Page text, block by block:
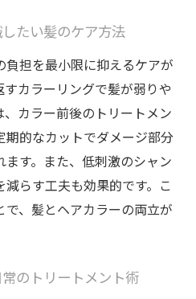
たい髪のケア方法
担を最小限に抑えるケアが
カラーリングで髪が弱りや
カラー前後のトリートメン
期的なカットでダメージ部分
す。また、低刺激のシャン
らす工夫も効果的です。こ
、髪とヘアカラーの両立が
のトリートメント術